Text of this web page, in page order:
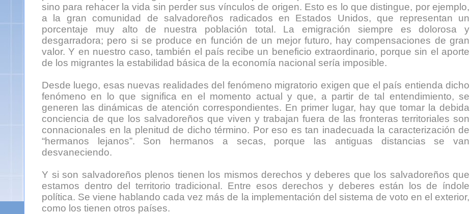
sino para rehacer la vida sin perder sus vínculos de origen. Esto es lo que distingue, por ejemplo,
a la gran comunidad de salvadoreños radicados en Estados Unidos, que representan un
porcentaje muy alto de nuestra población total. La emigración siempre es dolorosa y
desgarradora; pero si se produce en función de un mejor futuro, hay compensaciones de gran
valor. Y en nuestro caso, también el país recibe un beneficio extraordinario, porque sin el aporte
de los migrantes la estabilidad básica de la economía nacional sería imposible.
Desde luego, esas nuevas realidades del fenómeno migratorio exigen que el país entienda dicho
fenómeno en lo que significa en el momento actual y que, a partir de tal entendimiento, se
generen las dinámicas de atención correspondientes. En primer lugar, hay que tomar la debida
conciencia de que los salvadoreños que viven y trabajan fuera de las fronteras territoriales son
connacionales en la plenitud de dicho término. Por eso es tan inadecuada la caracterización de
“hermanos lejanos”. Son hermanos a secas, porque las antiguas distancias se van
desvaneciendo.
Y si son salvadoreños plenos tienen los mismos derechos y deberes que los salvadoreños que
estamos dentro del territorio tradicional. Entre esos derechos y deberes están los de índole
política. Se viene hablando cada vez más de la implementación del sistema de voto en el exterior,
como los tienen otros países.